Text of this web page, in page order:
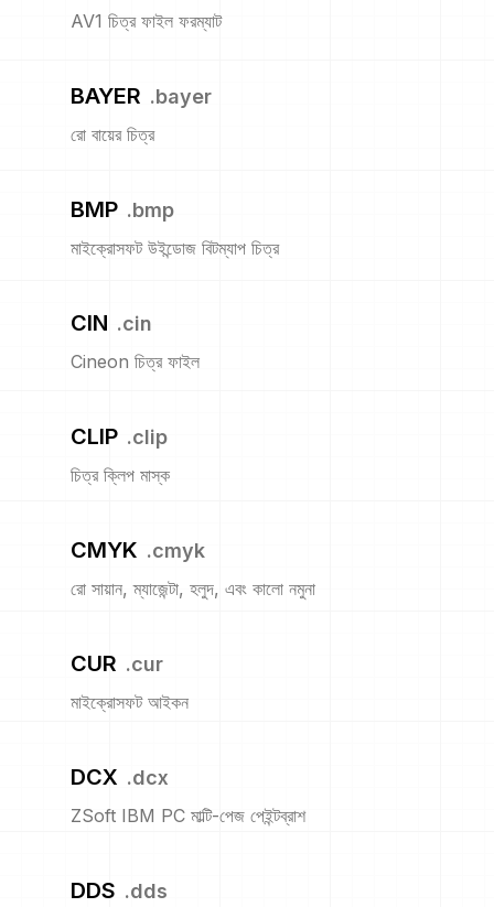
AV1 চিত্র ফাইল ফরম্যাট
BAYER .bayer
রো বায়ের চিত্র
BMP .bmp
মাইক্রোসফট উইন্ডোজ বিটম্যাপ চিত্র
CIN .cin
Cineon চিত্র ফাইল
CLIP .clip
চিত্র ক্লিপ মাস্ক
CMYK .cmyk
রো সায়ান, ম্যাজেন্টা, হলুদ, এবং কালো নমুনা
CUR .cur
মাইক্রোসফট আইকন
DCX .dcx
ZSoft IBM PC মাল্টি-পেজ পেইন্টব্রাশ
DDS .dds